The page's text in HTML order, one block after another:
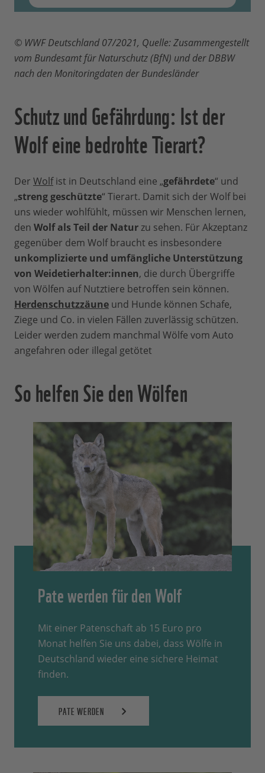
© WWF Deutschland 07/2021, Quelle: Zusammengestellt
vom Bundesamt für Naturschutz (BfN) und der DBBW
nach den Monitoringdaten der Bundesländer
Schutz und Gefährdung: Ist der
Wolf eine bedrohte Tierart?
Der Wolfist in Deutschland eine „gefährdete“ und
„streng geschützte“ Tierart. Damit sich der Wolf bei
uns wieder wohlfühlt, müssen wir Menschen lernen,
den Wolf als Teil der Naturzu sehen. Für Akzeptanz
gegenüber dem Wolf braucht es insbesondere
unkomplizierte und umfängliche Unterstützung
von Weidetierhalter:innen, die durch Übergriffe
von Wölfen auf Nutztiere betroffen sein können.
Herdenschutzzäune und Hunde können Schafe,
Ziege und Co. in vielen Fällen zuverlässig schützen.
Leider werden zudem manchmal Wölfe vom Auto
angefahren oder illegal getötet
So helfen Sie den Wölfen
Pate werden für den Wolf
Mit einer Patenschaft ab 15 Euro pro
Monat helfen Sie uns dabei, dass Wölfe in
Deutschland wieder eine sichere Heimat
finden.
PATE WERDEN